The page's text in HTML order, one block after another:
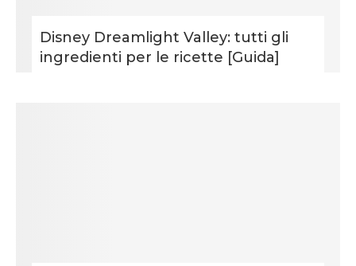
Disney Dreamlight Valley: tutti gli
ingredienti per le ricette [Guida]